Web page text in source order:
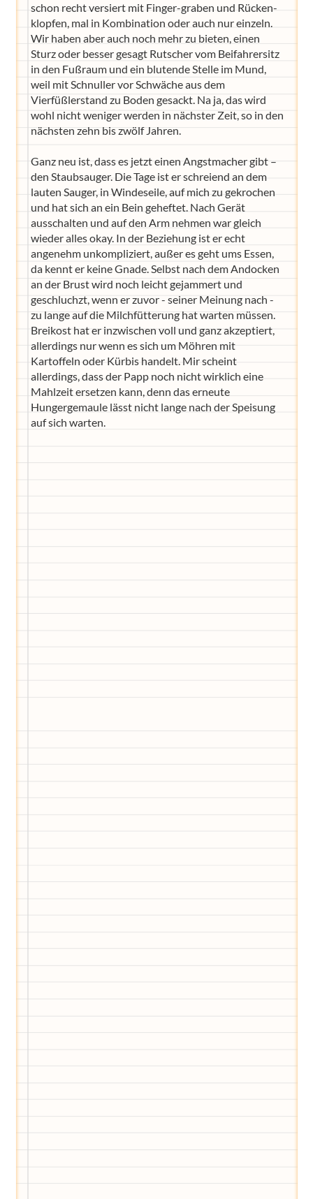
schon recht versiert mit Finger-graben und Rücken-
klopfen, mal in Kombination oder auch nur einzeln.
Wir haben aber auch noch mehr zu bieten, einen
Sturz oder besser gesagt Rutscher vom Beifahrersitz
in den Fußraum und ein blutende Stelle im Mund,
weil mit Schnuller vor Schwäche aus dem
Vierfüßlerstand zu Boden gesackt. Na ja, das wird
wohl nicht weniger werden in nächster Zeit, so in den
nächsten zehn bis zwölf Jahren.
Ganz neu ist, dass es jetzt einen Angstmacher gibt –
den Staubsauger. Die Tage ist er schreiend an dem
lauten Sauger, in Windeseile, auf mich zu gekrochen
und hat sich an ein Bein geheftet. Nach Gerät
ausschalten und auf den Arm nehmen war gleich
wieder alles okay. In der Beziehung ist er echt
angenehm unkompliziert, außer es geht ums Essen,
da kennt er keine Gnade. Selbst nach dem Andocken
an der Brust wird noch leicht gejammert und
geschluchzt, wenn er zuvor - seiner Meinung nach -
zu lange auf die Milchfütterung hat warten müssen.
Breikost hat er inzwischen voll und ganz akzeptiert,
allerdings nur wenn es sich um Möhren mit
Kartoffeln oder Kürbis handelt. Mir scheint
allerdings, dass der Papp noch nicht wirklich eine
Mahlzeit ersetzen kann, denn das erneute
Hungergemaule lässt nicht lange nach der Speisung
auf sich warten.